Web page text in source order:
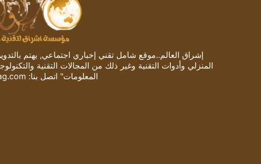
إشراق العالم..موقع شامل تقني إخباري اجتماعي, يهتم
المنزلي وأدوات التقنية وغير ذلك من المجالات التقنية
المعلومات" اتصل بنا: